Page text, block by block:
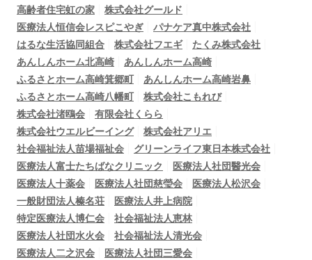
高齢者住宅虹の家
株式会社グールド
医療法人恒信会レスピこやぎ
パナケア真中株式会社
はるな生活協同組合
株式会社フエギ
たくみ株式会社
あんしんホーム北高崎
あんしんホーム高崎
ふるさとホーム高崎箕郷町
あんしんホーム高崎岩鼻
ふるさとホーム高崎八幡町
株式会社こもれび
株式会社渚鴎会
有限会社くらら
株式会社ウエルビーイング
株式会社アリエ
社会福祉法人苗場福祉会
グリーンライフ東日本株式会社
医療法人富士たちばなクリニック
医療法人社団醫光会
医療法人十薬会
医療法人社団慈瑩会
医療法人松沢会
一般財団法人榛名荘
医療法人井上病院
特定医療法人博仁会
社会福祉法人恵林
医療法人社団水火会
社会福祉法人清光会
医療法人二之沢会
医療法人社団三愛会